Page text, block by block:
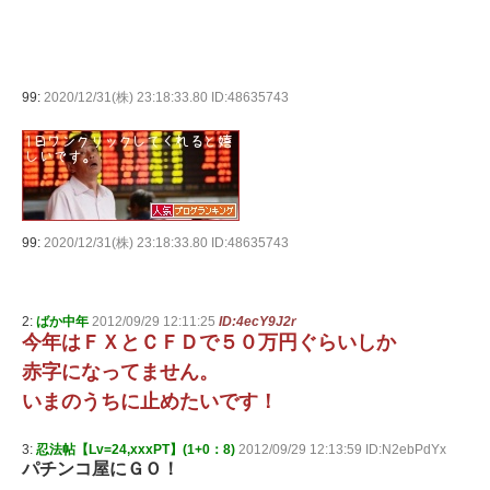
99: 2020/12/31(株) 23:18:33.80 ID:48635743
99: 2020/12/31(株) 23:18:33.80 ID:48635743
2: ばか中年 2012/09/29 12:11:25 ID:4ecY9J2r
今年はＦＸとＣＦＤで５０万円ぐらいしか
赤字になってません。
いまのうちに止めたいです！
3: 忍法帖【Lv=24,xxxPT】(1+0：8) 2012/09/29 12:13:59 ID:N2ebPdYx
パチンコ屋にＧＯ！